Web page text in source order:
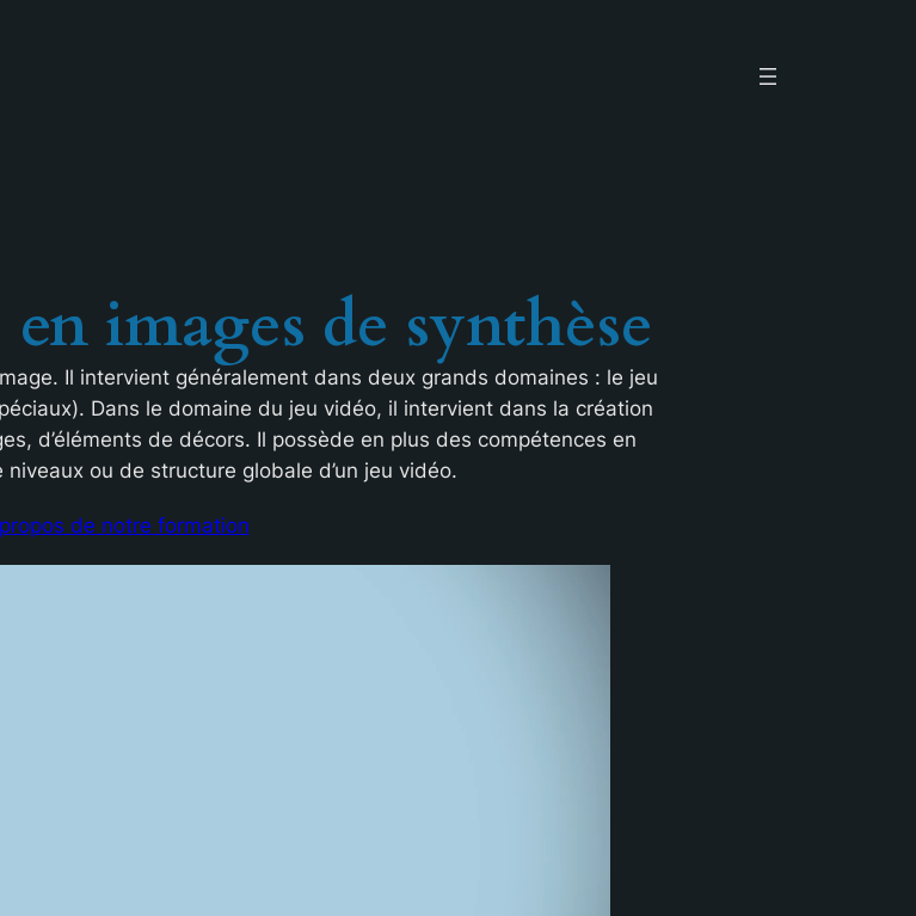
en images de synthèse
Il intervient généralement dans deux grands domaines : le jeu
Dans le domaine du jeu vidéo, il intervient dans la création
d’éléments de décors. Il possède en plus des compétences en
ou de structure globale d’un jeu vidéo.
de notre formation